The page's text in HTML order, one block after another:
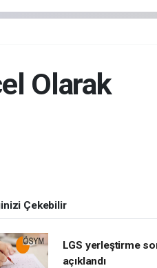
Olarak
Çekebilir
LGS yerleştirme
açıklandı